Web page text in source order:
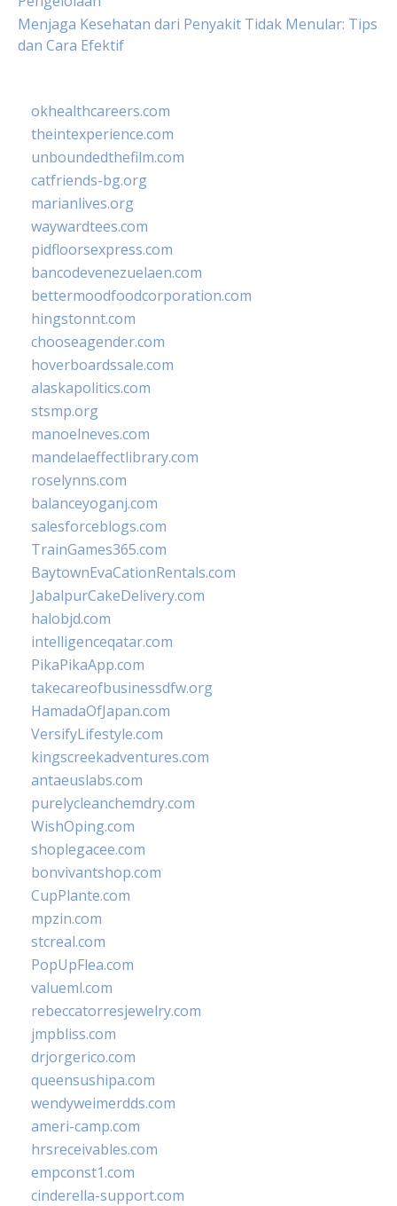
Menjaga Kesehatan dari Penyakit Tidak Menular: Tips
dan Cara Efektif
okhealthcareers.com
theintexperience.com
unboundedthefilm.com
catfriends-bg.org
marianlives.org
waywardtees.com
pidfloorsexpress.com
bancodevenezuelaen.com
bettermoodfoodcorporation.com
hingstonnt.com
chooseagender.com
hoverboardssale.com
alaskapolitics.com
stsmp.org
manoelneves.com
mandelaeffectlibrary.com
roselynns.com
balanceyoganj.com
salesforceblogs.com
TrainGames365.com
BaytownEvaCationRentals.com
JabalpurCakeDelivery.com
halobjd.com
intelligenceqatar.com
PikaPikaApp.com
takecareofbusinessdfw.org
HamadaOfJapan.com
VersifyLifestyle.com
kingscreekadventures.com
antaeuslabs.com
purelycleanchemdry.com
WishOping.com
shoplegacee.com
bonvivantshop.com
CupPlante.com
mpzin.com
stcreal.com
PopUpFlea.com
valueml.com
rebeccatorresjewelry.com
jmpbliss.com
drjorgerico.com
queensushipa.com
wendyweimerdds.com
ameri-camp.com
hrsreceivables.com
empconst1.com
cinderella-support.com